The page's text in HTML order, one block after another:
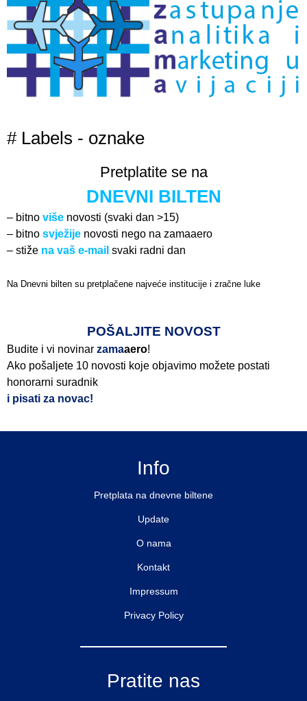
# Labels - oznake
Pretplatite se na
DNEVNI BILTEN
– bitno više novosti (svaki dan >15)
– bitno svježije novosti nego na zamaaero
– stiže na vaš e-mail svaki radni dan
Na Dnevni bilten su pretplačene najveće institucije i zračne luke
POŠALJITE NOVOST
Budite i vi novinar zamaaero!
Ako pošaljete 10 novosti koje objavimo možete postati
honorarni suradnik
i pisati za novac!
Info
Pretplata na dnevne biltene
Update
O nama
Kontakt
Impressum
Privacy Policy
Pratite nas